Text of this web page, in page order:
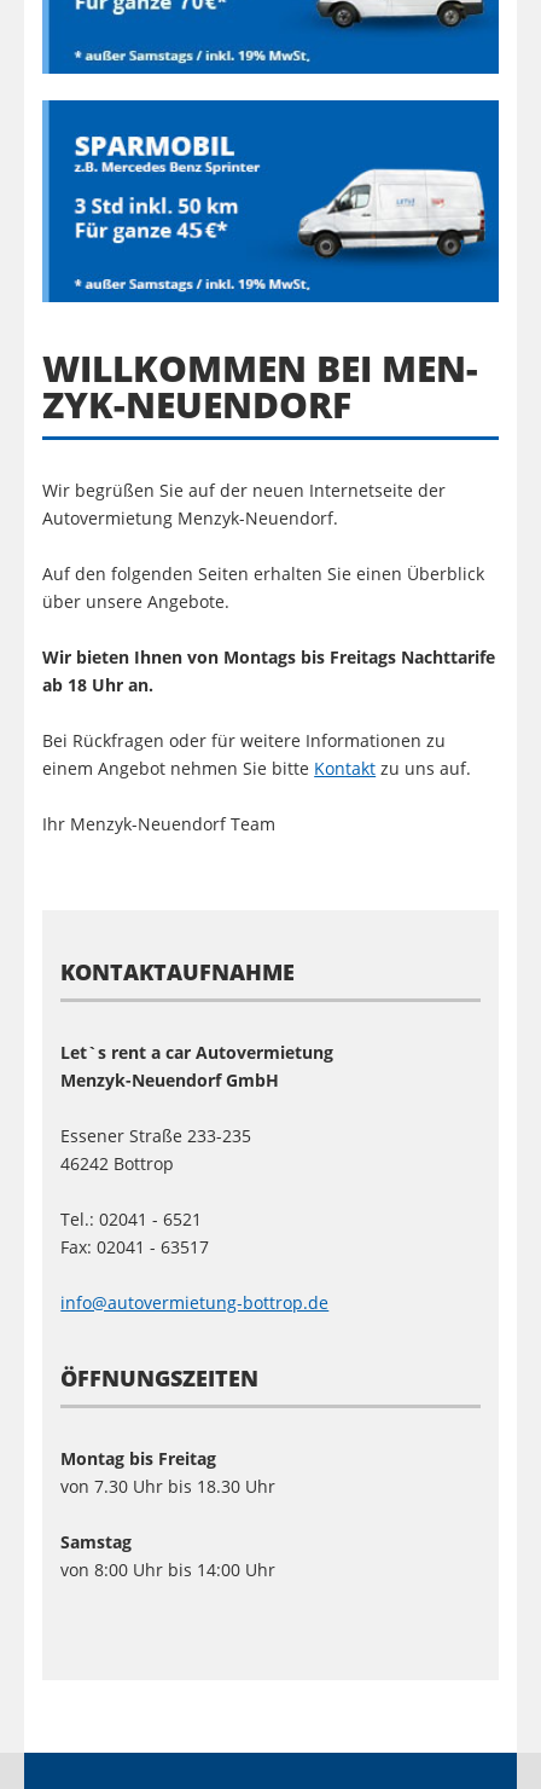
WILL­KOM­MEN BEI MEN­
ZYK-NEU­EN­DORF
Wir begrüßen Sie auf der neuen Internetseite der
Autovermietung Menzyk-Neuendorf.
Auf den folgenden Seiten erhalten Sie einen Überblick
über unsere Angebote.
Wir bieten Ihnen von Montags bis Freitags Nachttarife
ab 18 Uhr an.
Bei Rückfragen oder für weitere Informationen zu
einem Angebot nehmen Sie bitte Kontakt zu uns auf.
Ihr Menzyk-Neuendorf Team
KONTAKTAUFNAHME
Let`s rent a car Autovermietung
Menzyk-Neuendorf GmbH
Essener Straße 233-235
46242 Bottrop
Tel.: 02041 - 6521
Fax: 02041 - 63517
info@autovermietung-bottrop.de
ÖFFNUNGSZEITEN
Montag bis Freitag
von 7.30 Uhr bis 18.30 Uhr
Samstag
von 8:00 Uhr bis 14:00 Uhr